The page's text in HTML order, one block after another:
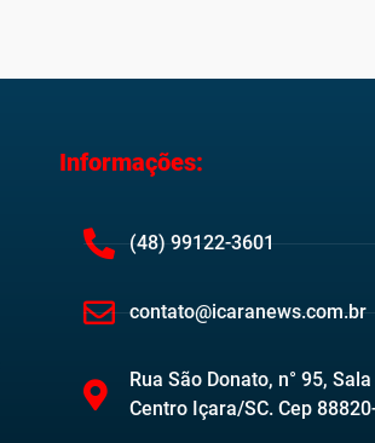
Informações:
(48) 99122-3601
contato@icaranews.com.br
Rua São Donato, n° 95,
Centro Içara/SC. Cep